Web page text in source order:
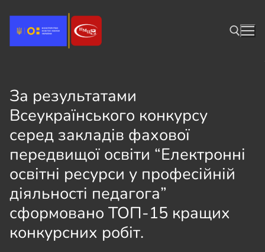
вмісту
За результатами
Всеукраїнського конкурсу
серед закладів фахової
передвищої освіти “Електронні
освітні ресурси у професійній
діяльності педагога”
сформовано ТОП-15 кращих
конкурсних робіт.